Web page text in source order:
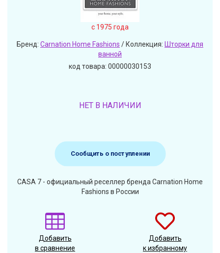
c 1975 года
Бренд: Carnation Home Fashions / Коллекция: Шторки для
ванной
код товара: 00000030153
НЕТ В НАЛИЧИИ
Сообщить о поступлении
CASA 7 - официальный реселлер бренда Carnation Home
Fashions в России
Добавить
в сравнение
Добавить
к избранному